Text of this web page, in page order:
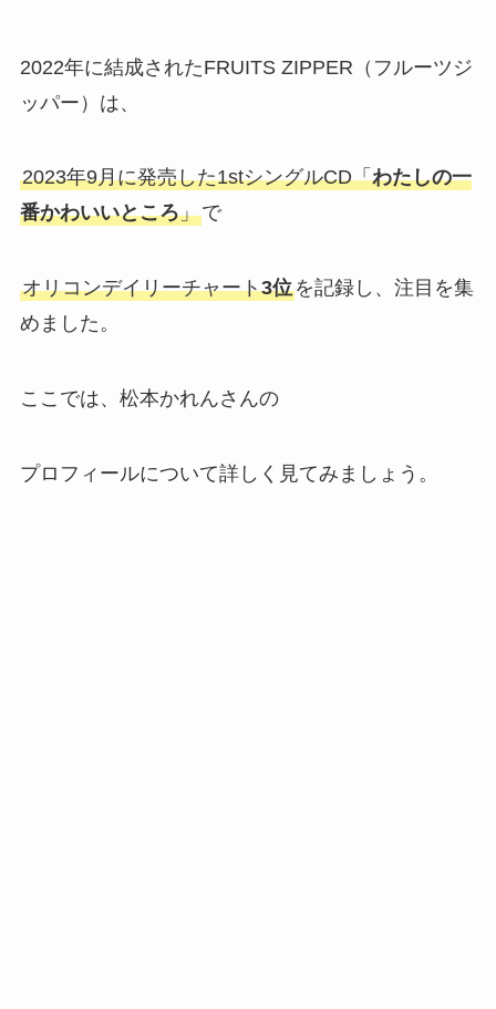
2022年に結成されたFRUITS ZIPPER（フルーツジ
ッパー）は、
2023年9月に発売した1stシングルCD「わたしの一
番かわいいところ」で
オリコンデイリーチャート3位を記録し、注目を集
めました。
ここでは、松本かれんさんの
プロフィールについて詳しく見てみましょう。